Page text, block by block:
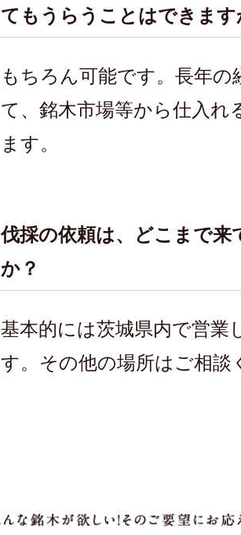
てもうらうことはできます
もちろん可能です。長年の
て、銘木市場等から仕入れ
ます。
伐採の依頼は、どこまで来
か？
基本的には茨城県内で営業
す。その他の場所はご相談